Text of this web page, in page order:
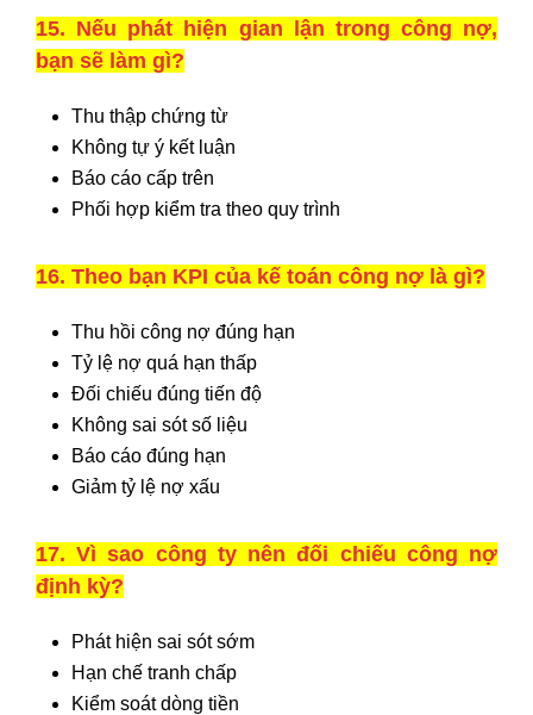
15. Nếu phát hiện gian lận trong công nợ,
bạn sẽ làm gì?
Thu thập chứng từ
Không tự ý kết luận
Báo cáo cấp trên
Phối hợp kiểm tra theo quy trình
16. Theo bạn KPI của kế toán công nợ là gì?
Thu hồi công nợ đúng hạn
Tỷ lệ nợ quá hạn thấp
Đối chiếu đúng tiến độ
Không sai sót số liệu
Báo cáo đúng hạn
Giảm tỷ lệ nợ xấu
17. Vì sao công ty nên đối chiếu công nợ
định kỳ?
Phát hiện sai sót sớm
Hạn chế tranh chấp
Kiểm soát dòng tiền